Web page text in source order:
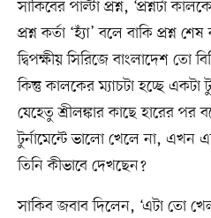
সাকিবের পাল্টা প্রশ্ন, ‘প্রশ্নটা
প্রশ্ন কর্তা ‘হ্যাঁ’ বলে বাকি প্রশ্ন
দ্বিপক্ষীয় সিরিজে বাংলাদেশ তো
কিন্তু কালকের ম্যাচটা হচ্ছে একটা
যেহেতু শ্রীলঙ্কার কাছে হারের
টুর্নামেন্টে ভালো খেলে না, এখন
তিনি কীভাবে দেখছেন?
সাকিব জবাব দিলেন, ‘এটা তো